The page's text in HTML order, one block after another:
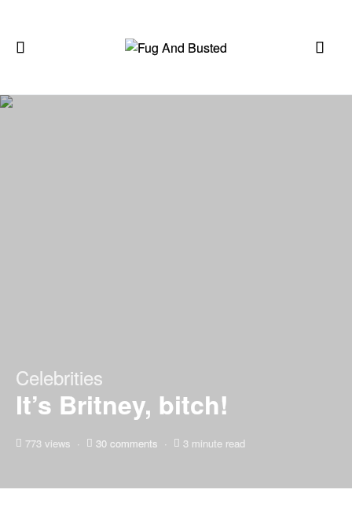
Celebrities
It’s Britney, bitch!
773 views 30 comments 3 minute read